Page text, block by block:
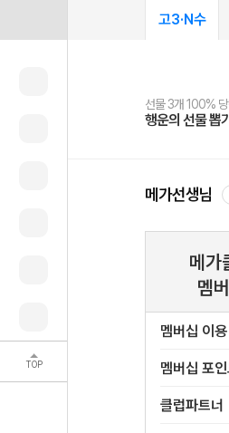
TOP
고3·N수
선물 3개 100%
행운의 선물 뽑기
선물 100% 증정!
메가스터디 X 올
여름방학 스터디 캐
메가런 썸머스쿨
2027 러셀 단과
강사 공개선발
스마트러닝앱
설문 EVENT
메가패스
3일 무료 체험권
메가패스 수강생 무
메가클럽 멤버십
사회공헌 캠페인
희망이룸 메가나
메가선생님
메가
멤
멤버십 이
멤버십 포
클럽파트너